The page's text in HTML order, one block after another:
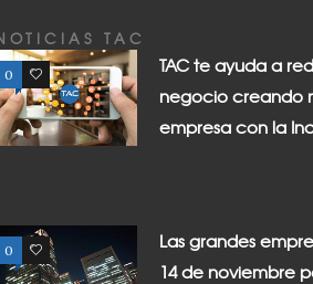
TAC
0 0
TAC te ayuda a
negocio creando
empresa con la
0 0
Las grandes
14 de noviembre